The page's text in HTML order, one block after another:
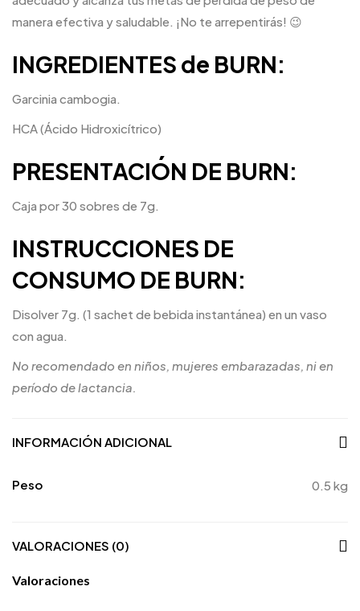
manera efectiva y saludable. ¡No te arrepentirás! 😉
INGREDIENTES de BURN:
Garcinia cambogia.
HCA (Ácido Hidroxicítrico)
PRESENTACIÓN DE BURN:
Caja por 30 sobres de 7g.
INSTRUCCIONES DE
CONSUMO DE BURN:
Disolver 7g. (1 sachet de bebida instantánea) en un vaso
con agua.
No recomendado en niños, mujeres embarazadas, ni en
período de lactancia.
INFORMACIÓN ADICIONAL
Peso 0.5 kg
VALORACIONES (0)
Valoraciones